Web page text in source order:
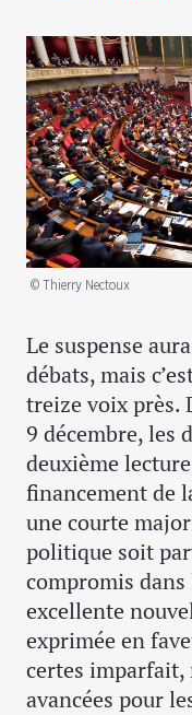
© Thierry Nectoux
Le suspense
débats, mais
treize voix près.
9 décembre, les
deuxième
financement de
une courte
politique soit
compromis
excellente
exprimée en
certes
avancées pour